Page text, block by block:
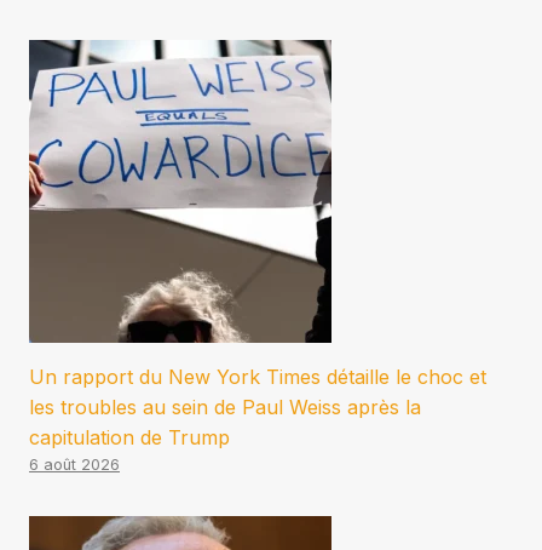
Un rapport du New York Times détaille le choc et
les troubles au sein de Paul Weiss après la
capitulation de Trump
6 août 2026